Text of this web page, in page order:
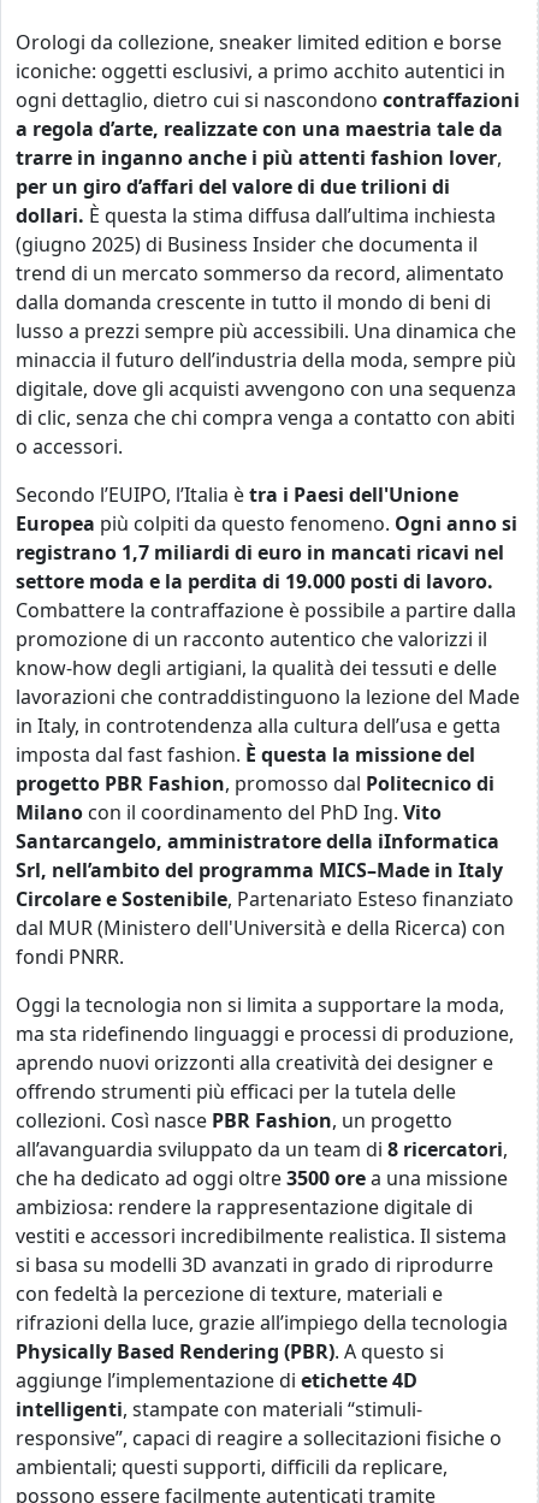
Orologi da collezione, sneaker limited edition e borse
iconiche: oggetti esclusivi, a primo acchito autentici in
ogni dettaglio, dietro cui si nascondono contraffazioni
a regola d’arte, realizzate con una maestria tale da
trarre in inganno anche i più attenti fashion lover,
per un giro d’affari del valore di due trilioni di
dollari. È questa la stima diffusa dall’ultima inchiesta
(giugno 2025) di Business Insider che documenta il
trend di un mercato sommerso da record, alimentato
dalla domanda crescente in tutto il mondo di beni di
lusso a prezzi sempre più accessibili. Una dinamica che
minaccia il futuro dell’industria della moda, sempre più
digitale, dove gli acquisti avvengono con una sequenza
di clic, senza che chi compra venga a contatto con abiti
o accessori.
Secondo l’EUIPO, l’Italia ètra i Paesi dell'Unione
Europea più colpiti da questo fenomeno. Ogni anno si
registrano 1,7 miliardi di euro in mancati ricavi nel
settore moda e la perdita di 19.000 posti di lavoro.
Combattere la contraffazione è possibile a partire dalla
promozione di un racconto autentico che valorizzi il
know-how degli artigiani, la qualità dei tessuti e delle
lavorazioni che contraddistinguono la lezione del Made
in Italy, in controtendenza alla cultura dell’usa e getta
imposta dal fast fashion. È questa la missione del
progetto PBR Fashion, promosso dal Politecnico di
Milano con il coordinamento del PhD Ing. Vito
Santarcangelo, amministratore della iInformatica
Srl, nell’ambito del programma MICS–Made in Italy
Circolare e Sostenibile, Partenariato Esteso finanziato
dal MUR (Ministero dell'Università e della Ricerca) con
fondi PNRR.
Oggi la tecnologia non si limita a supportare la moda,
ma sta ridefinendo linguaggi e processi di produzione,
aprendo nuovi orizzonti alla creatività dei designer e
offrendo strumenti più efficaci per la tutela delle
collezioni. Così nasce PBR Fashion, un progetto
all’avanguardia sviluppato da un team di 8 ricercatori,
che ha dedicato ad oggi oltre3500 orea una missione
ambiziosa: rendere la rappresentazione digitale di
vestiti e accessori incredibilmente realistica. Il sistema
si basa su modelli 3D avanzati in grado di riprodurre
con fedeltà la percezione di texture, materiali e
rifrazioni della luce, grazie all’impiego della tecnologia
Physically Based Rendering (PBR). A questo si
aggiunge l’implementazione di etichette 4D
intelligenti, stampate con materiali “stimuli-
responsive”, capaci di reagire a sollecitazioni fisiche o
ambientali; questi supporti, difficili da replicare,
possono essere facilmente autenticati tramite